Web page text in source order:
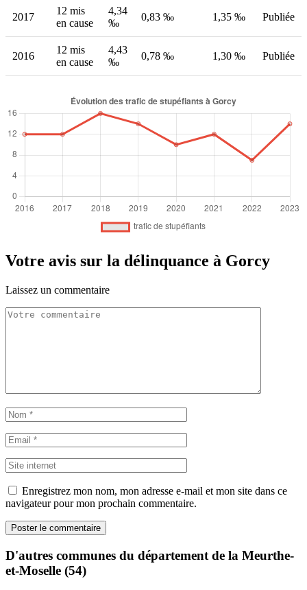
2017
12 mis
en cause
4,34
‰
0,83 ‰ 1,35 ‰ Publiée
2016
12 mis
en cause
4,43
‰
0,78 ‰ 1,30 ‰ Publiée
Votre avis sur la délinquance à Gorcy
Laissez un commentaire
Enregistrez mon nom, mon adresse e-mail et mon site dans ce
navigateur pour mon prochain commentaire.
D'autres communes du département de la Meurthe-
et-Moselle (54)